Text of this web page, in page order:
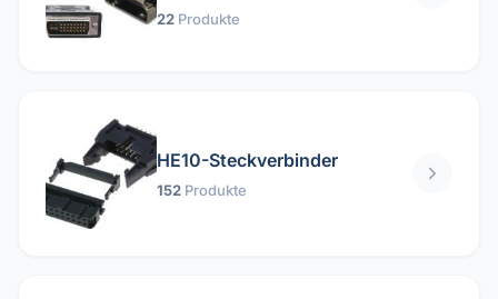
22 Produkte
HE10-Steckverbinder
152 Produkte